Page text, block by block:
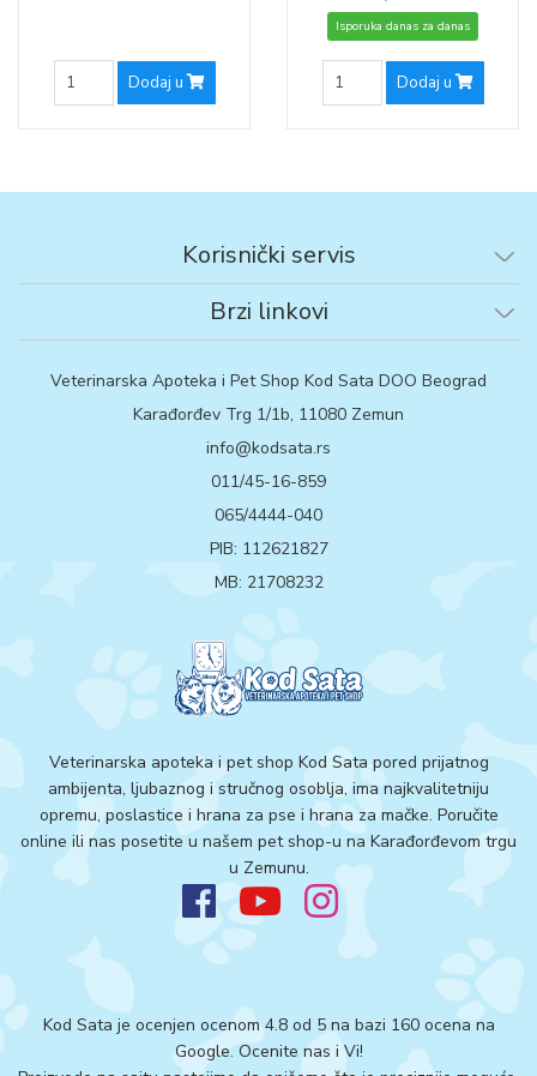
Dodaj u
Isporuka danas za danas
Dodaj u
Korisnički servis
Brzi linkovi
Veterinarska Apoteka i Pet Shop Kod Sata DOO Beograd
Karađorđev Trg 1/1b, 11080 Zemun
info@kodsata.rs
011/45-16-859
065/4444-040
PIB: 112621827
MB: 21708232
Veterinarska apoteka i pet shop Kod Sata pored prijatnog
ambijenta, ljubaznog i stručnog osoblja, ima najkvalitetniju
opremu, poslastice i hrana za pse i hrana za mačke. Poručite
online ili nas posetite u našem pet shop-u na Karađorđevom trgu
u Zemunu.
Kod Sata je ocenjen ocenom 4.8 od 5 na bazi 160 ocena na
Google.Ocenite nas i Vi!